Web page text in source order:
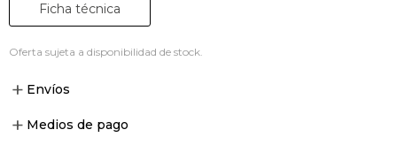
Ficha técnica
Oferta sujeta a disponibilidad de stock.
Envíos
Medios de pago